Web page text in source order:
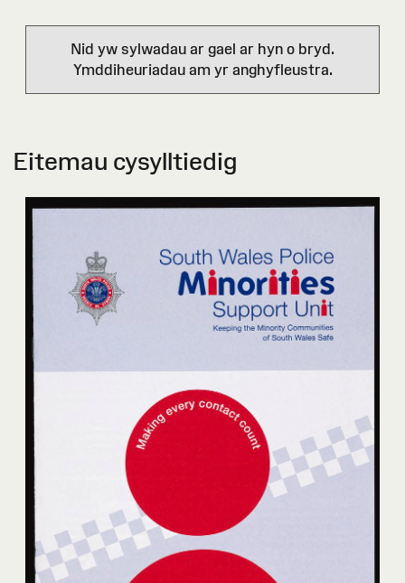
Nid yw sylwadau ar gael ar hyn o bryd.
Ymddiheuriadau am yr anghyfleustra.
Eitemau cysylltiedig